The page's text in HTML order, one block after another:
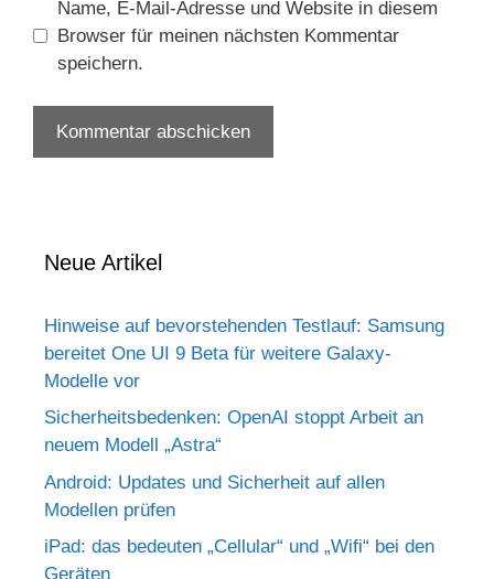
Name, E-Mail-Adresse und Website in diesem
Browser für meinen nächsten Kommentar
speichern.
Neue Artikel
Hinweise auf bevorstehenden Testlauf: Samsung
bereitet One UI 9 Beta für weitere Galaxy-
Modelle vor
Sicherheitsbedenken: OpenAI stoppt Arbeit an
neuem Modell „Astra“
Android: Updates und Sicherheit auf allen
Modellen prüfen
iPad: das bedeuten „Cellular“ und „Wifi“ bei den
Geräten